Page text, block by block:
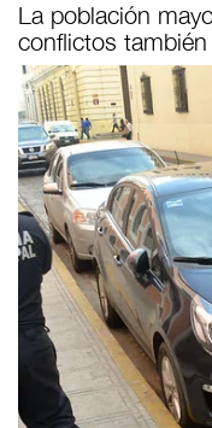
La población
conflictos